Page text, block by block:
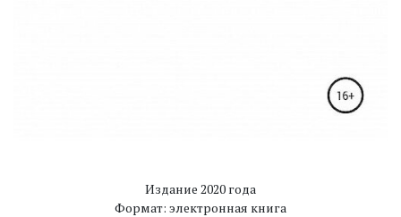
Издание 2020 года
Формат: электронная книга